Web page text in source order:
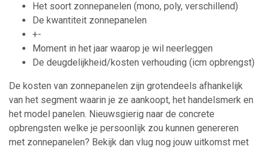
Het soort zonnepanelen (mono, poly, verschillend)
De kwantiteit zonnepanelen
+-
Moment in het jaar waarop je wil neerleggen
De deugdelijkheid/kosten verhouding (icm opbrengst)
De kosten van zonnepanelen zijn grotendeels afhankelijk
van het segment waarin je ze aankoopt, het handelsmerk en
het model panelen. Nieuwsgierig naar de concrete
opbrengsten welke je persoonlijk zou kunnen genereren
met zonnepanelen? Bekijk dan vlug nog jouw uitkomst met